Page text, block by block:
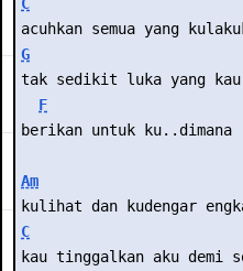
acuhkan semua yang
G
tak sedikit luka yang kau
F
berikan untuk ku..dimana
Am
kulihat dan kudengar
C
kau tinggalkan aku demi